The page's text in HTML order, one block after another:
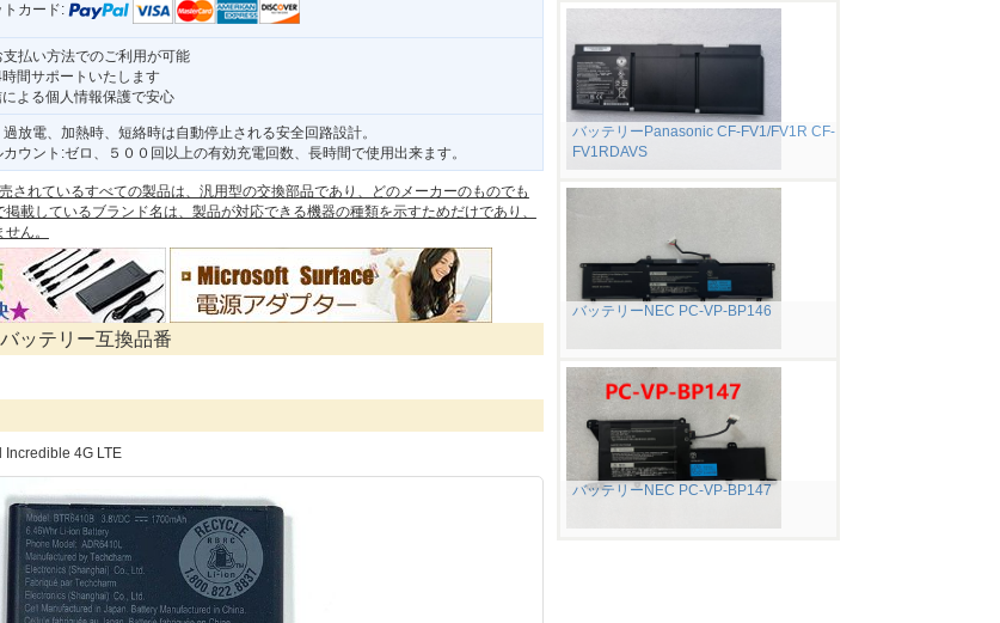
トカード:
払い方法でのご利用が可能
間サポートいたします
よる個人情報保護で安心
放電、加熱時、短絡時は自動停止される安全回路設計。
ウント:ゼロ、５００回以上の有効充電回数、長時間で使用出来ます。
されているすべての製品は、汎用型の交換部品であり、どのメーカーのものでも
載しているブランド名は、製品が対応できる機器の種類を示すためだけであり、
ん。
ッテリー互換品番
Incredible 4G LTE
バッテリーPanasonic CF-FV1/FV1R CF-
FV1RDAVS
バッテリーNEC PC-VP-BP146
バッテリーNEC PC-VP-BP147